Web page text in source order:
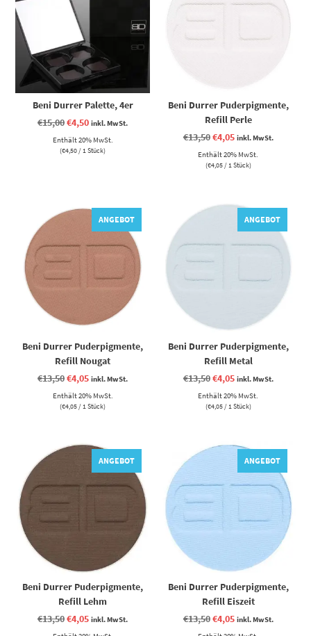
Beni Durrer Palette, 4er
€15,00Ursprünglicher
Preis
war:
€15,00
€4,50Aktueller
ist:
€4,50.
inkl. MwSt.
Enthält 20% MwSt.
(€4,50/ 1 Stück)
Beni Durrer Puderpigmente,
Refill Perle
€13,50Ursprünglicher
Preis
war:
€13,50
€4,05Aktueller
ist:
€4,05.
inkl. MwSt.
Enthält 20% MwSt.
(€4,05/ 1 Stück)
ANGEBOT
Beni Durrer Puderpigmente,
Refill Nougat
€13,50Ursprünglicher
Preis
war:
€13,50
€4,05Aktueller
ist:
€4,05.
inkl. MwSt.
Enthält 20% MwSt.
(€4,05/ 1 Stück)
ANGEBOT
Beni Durrer Puderpigmente,
Refill Metal
€13,50Ursprünglicher
Preis
war:
€13,50
€4,05Aktueller
ist:
€4,05.
inkl. MwSt.
Enthält 20% MwSt.
(€4,05/ 1 Stück)
ANGEBOT
Beni Durrer Puderpigmente,
Refill Lehm
€13,50Ursprünglicher
Preis
€4,05Aktueller
inkl. MwSt.
ANGEBOT
Beni Durrer Puderpigmente,
Refill Eiszeit
€13,50Ursprünglicher
Preis
€4,05Aktueller
inkl. MwSt.